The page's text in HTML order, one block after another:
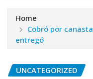
Home
Cobró por
entregó
UNCATEGORIZED